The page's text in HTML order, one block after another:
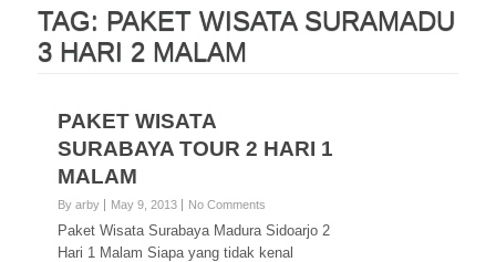
TAG: PAKET WISATA SURAMADU
3 HARI 2 MALAM
PAKET WISATA
SURABAYA TOUR 2 HARI 1
MALAM
By arby May 9, 2013 No Comments
Paket Wisata Surabaya Madura Sidoarjo 2
Hari 1 Malam Siapa yang tidak kenal